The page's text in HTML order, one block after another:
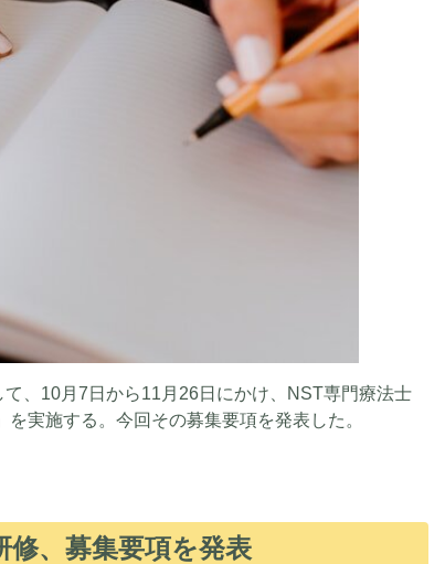
、10月7日から11月26日にかけ、NST専門療法士
実施する。今回その募集要項を発表した。
修、募集要項を発表